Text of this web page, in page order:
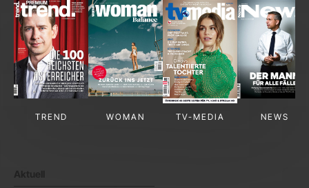
TREND WOMAN TV-MEDIA NEWS